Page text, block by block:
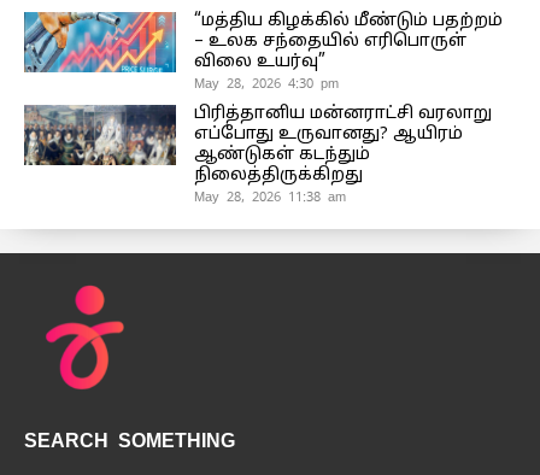
“மத்திய கிழக்கில் மீண்டும் பதற்றம்
– உலக சந்தையில் எரிபொருள்
விலை உயர்வு”
May 28, 2026 4:30 pm
பிரித்தானிய மன்னராட்சி வரலாறு
எப்போது உருவானது? ஆயிரம்
ஆண்டுகள் கடந்தும்
நிலைத்திருக்கிறது
May 28, 2026 11:38 am
SEARCH SOMETHING